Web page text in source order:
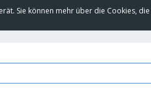
Sie können mehr über die Cookies,